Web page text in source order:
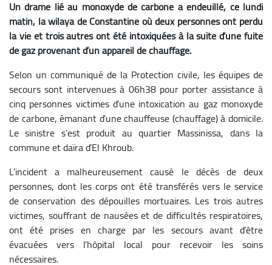
Un drame lié au monoxyde de carbone a endeuillé, ce lundi
matin, la wilaya de Constantine où deux personnes ont perdu
la vie et trois autres ont été intoxiquées à la suite d’une fuite
de gaz provenant d’un appareil de chauffage.
Selon un communiqué de la Protection civile, les équipes de
secours sont intervenues à 06h38 pour porter assistance à
cinq personnes victimes d’une intoxication au gaz monoxyde
de carbone, émanant d’une chauffeuse (chauffage) à domicile.
Le sinistre s’est produit au quartier Massinissa, dans la
commune et daïra d’El Khroub.
L’incident a malheureusement causé le décès de deux
personnes, dont les corps ont été transférés vers le service
de conservation des dépouilles mortuaires. Les trois autres
victimes, souffrant de nausées et de difficultés respiratoires,
ont été prises en charge par les secours avant d’être
évacuées vers l’hôpital local pour recevoir les soins
nécessaires.